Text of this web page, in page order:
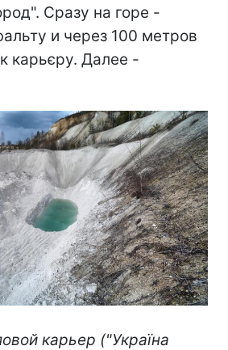
Сразу на горе -
и через 100 метров
карьєру. Далее -
карьер ("Україна